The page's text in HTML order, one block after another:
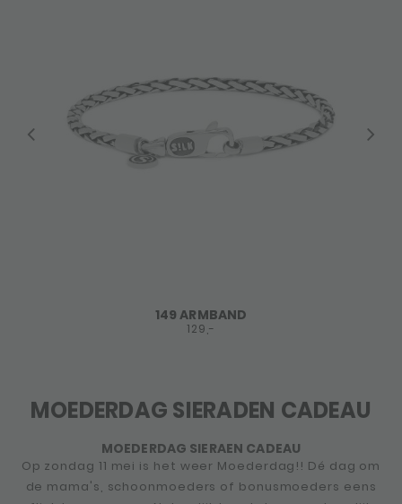
149 ARMBAND
129,-
MOEDERDAG SIERADEN CADEAU
MOEDERDAG SIERAEN CADEAU
Op zondag 11 mei is het weer Moederdag!! Dé dag om
de mama's, schoonmoeders of bonusmoeders eens